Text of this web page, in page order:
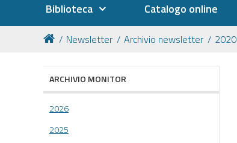
Biblioteca Catalogo online
Newsletter Archivio newsletter 2020
ARCHIVIO MONITOR
2026
2025